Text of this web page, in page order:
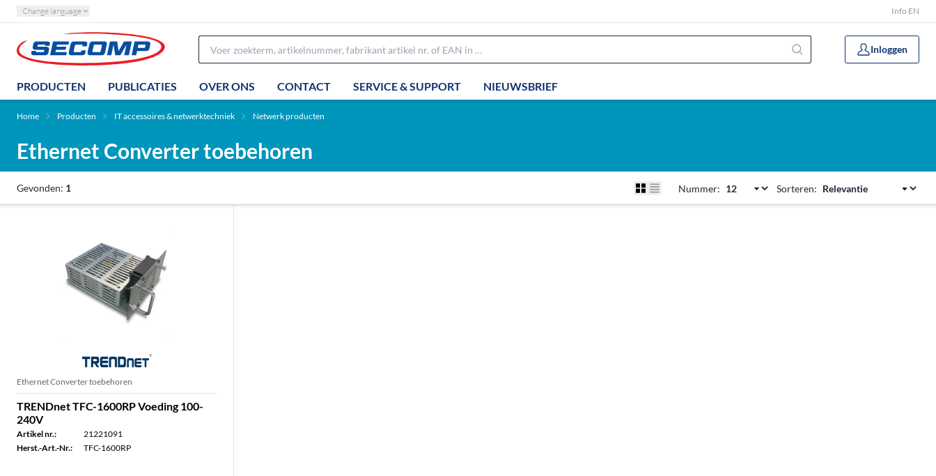
Change language Info EN
Inloggen
PRODUCTEN PUBLICATIES OVER ONS CONTACT SERVICE & SUPPORT NIEUWSBRIEF
Home Producten IT accessoires & netwerktechniek Netwerk producten
Ethernet Converter toebehoren
Gevonden: 1 Nummer: Sorteren:
Ethernet Converter toebehoren
TRENDnet TFC-1600RP Voeding 100-
240V
Artikel nr.:
21221091
Herst.-Art.-Nr.:
TFC-1600RP